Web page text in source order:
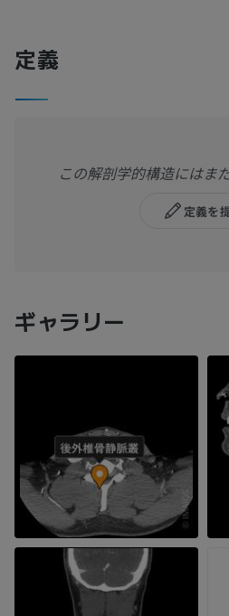
定義
この解剖学的構造にはま
定義を
ギャラリー